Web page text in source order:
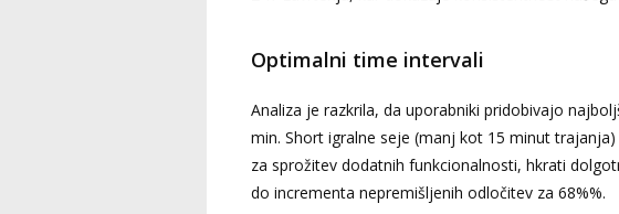
Optimalni time intervali
Analiza je razkrila, da uporabniki pridobivajo
min. Short igralne seje (manj kot 15 minut
za sprožitev dodatnih funkcionalnosti, hkrati
do incrementa nepremišljenih odločitev za 68%%.